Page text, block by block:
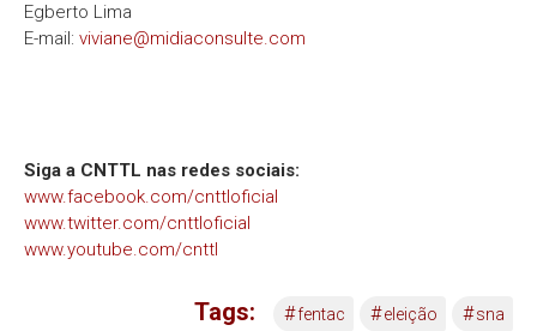
Egberto Lima
E-mail: viviane@midiaconsulte.com
Siga a CNTTL nas redes sociais:
www.facebook.com/cnttloficial
www.twitter.com/cnttloficial
www.youtube.com/cnttl
Tags: #fentac #eleição #sna